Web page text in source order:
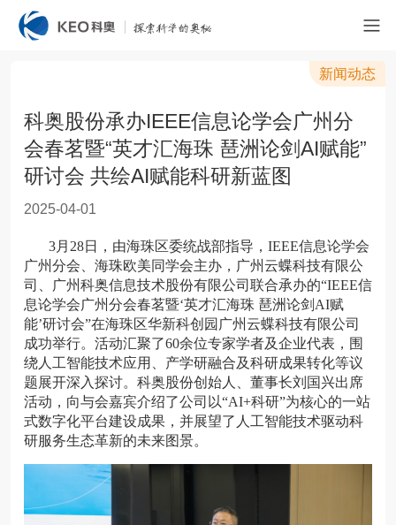
科奥股份承办IEEE信息论学会广州分
会春茗暨“英才汇海珠 琶洲论剑AI赋能”
研讨会 共绘AI赋能科研新蓝图
2025-04-01
新闻动态
3月28日，由海珠区委统战部指导，IEEE信息论学会
广州分会、海珠欧美同学会主办，广州云蝶科技有限公
司、广州科奥信息技术股份有限公司联合承办的“IEEE信
息论学会广州分会春茗暨‘英才汇海珠 琶洲论剑AI赋
能’研讨会”在海珠区华新科创园广州云蝶科技有限公司
成功举行。活动汇聚了60余位专家学者及企业代表，围
绕人工智能技术应用、产学研融合及科研成果转化等议
题展开深入探讨。科奥股份创始人、董事长刘国兴出席
活动，向与会嘉宾介绍了公司以“AI+科研”为核心的一站
式数字化平台建设成果，并展望了人工智能技术驱动科
研服务生态革新的未来图景。